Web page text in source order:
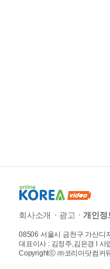
회사소개 광고 개인정
08506 서울시 금천구 가산디
대표이사 : 김정주,김은경 l
Copyrightⓒ ㈜코리아닷컴커